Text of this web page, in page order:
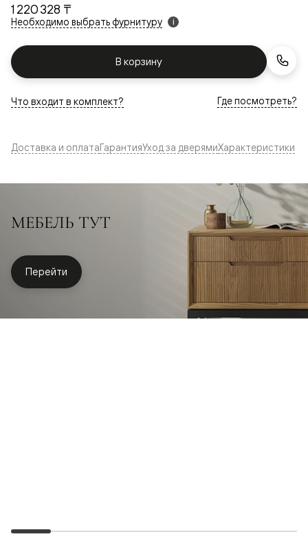
1 220 328 ₸
Необходимо выбрать фурнитуру i
В корзину
Что входит в комплект? Где посмотреть?
Доставка и оплатаГарантияУход за дверямиХарактеристики
МЕБЕЛЬ ТУТ
Перейти